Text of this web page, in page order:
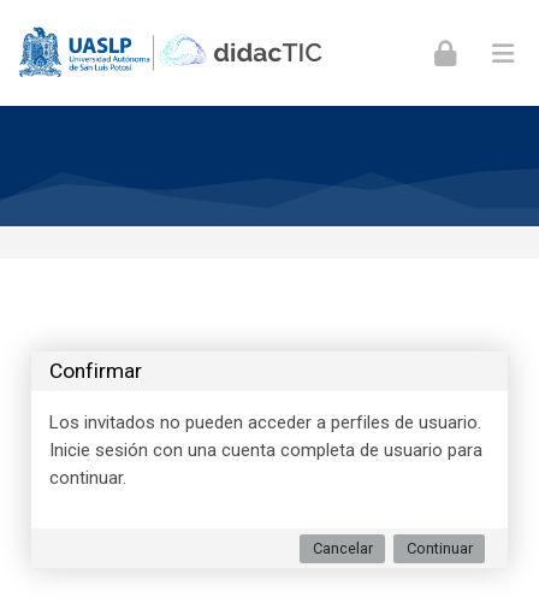
Confirmar
Los invitados no pueden acceder a perfiles de usuario.
Inicie sesión con una cuenta completa de usuario para
continuar.
Cancelar Continuar